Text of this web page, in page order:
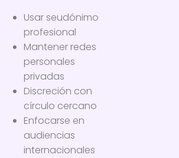
Usar seudónimo
profesional
Mantener redes
personales
privadas
Discreción con
círculo cercano
Enfocarse en
audiencias
internacionales